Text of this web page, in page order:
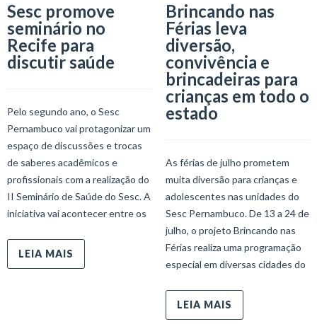
Sesc promove
seminário no
Recife para
discutir saúde
Pelo segundo ano, o Sesc
Pernambuco vai protagonizar um
espaço de discussões e trocas
de saberes acadêmicos e
profissionais com a realização do
II Seminário de Saúde do Sesc. A
iniciativa vai acontecer entre os
LEIA MAIS
Brincando nas
Férias leva
diversão,
convivência e
brincadeiras para
crianças em todo o
estado
As férias de julho prometem
muita diversão para crianças e
adolescentes nas unidades do
Sesc Pernambuco. De 13 a 24 de
julho, o projeto Brincando nas
Férias realiza uma programação
especial em diversas cidades do
LEIA MAIS